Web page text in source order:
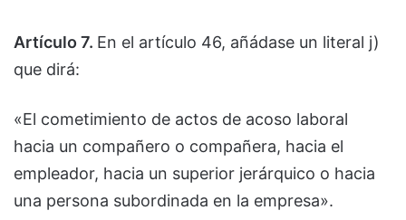
Artículo 7. En el artículo 46, añádase un literal j)
que dirá:
«El cometimiento de actos de acoso laboral
hacia un compañero o compañera, hacia el
empleador, hacia un superior jerárquico o hacia
una persona subordinada en la empresa».